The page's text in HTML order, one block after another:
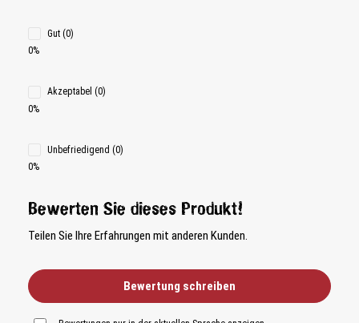
Gut (0)
0%
Akzeptabel (0)
0%
Unbefriedigend (0)
0%
Bewerten Sie dieses Produkt!
Teilen Sie Ihre Erfahrungen mit anderen Kunden.
Bewertung schreiben